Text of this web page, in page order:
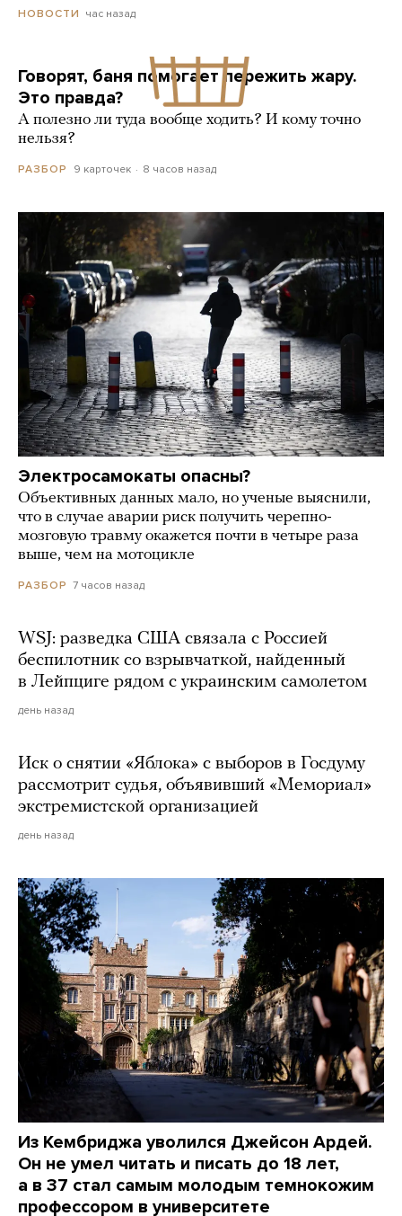
НОВОСТИ час назад
Говорят, баня помогает пережить жару.
Это правда?
А полезно ли туда вообще ходить? И кому точно
нельзя?
РАЗБОР 9 карточек 8 часов назад
Электросамокаты опасны?
Объективных данных мало, но ученые выяснили,
что в случае аварии риск получить черепно-
мозговую травму окажется почти в четыре раза
выше, чем на мотоцикле
РАЗБОР 7 часов назад
WSJ: разведка США связала с Россией
беспилотник со взрывчаткой, найденный
в Лейпциге рядом с украинским самолетом
день назад
Иск о снятии «Яблока» с выборов в Госдуму
рассмотрит судья, объявивший «Мемориал»
экстремистской организацией
день назад
Из Кембриджа уволился Джейсон Ардей.
Он не умел читать и писать до 18 лет,
а в 37 стал самым молодым темнокожим
профессором в университете